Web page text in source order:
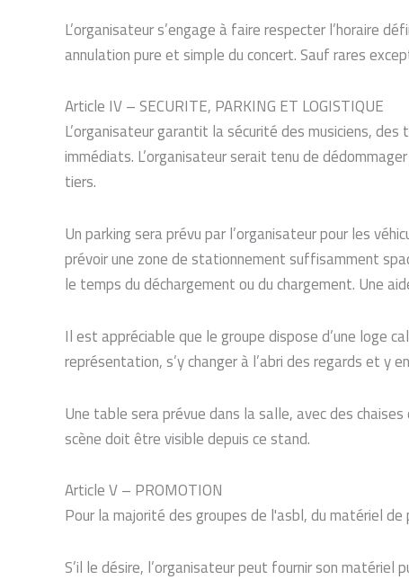
L’organisateur s’engage à faire respecter l’horaire
annulation pure et simple du concert. Sauf rares
Article IV – SECURITE, PARKING ET LOGISTIQUE
L’organisateur garantit la sécurité des musiciens,
immédiats. L’organisateur serait tenu de
tiers.
Un parking sera prévu par l’organisateur pour les
prévoir une zone de stationnement suffisamment
le temps du déchargement ou du chargement. Une
Il est appréciable que le groupe dispose d’une loge
représentation, s’y changer à l’abri des regards et
Une table sera prévue dans la salle, avec des
scène doit être visible depuis ce stand.
Article V – PROMOTION
Pour la majorité des groupes de l'asbl, du matériel
S’il le désire, l’organisateur peut fournir son